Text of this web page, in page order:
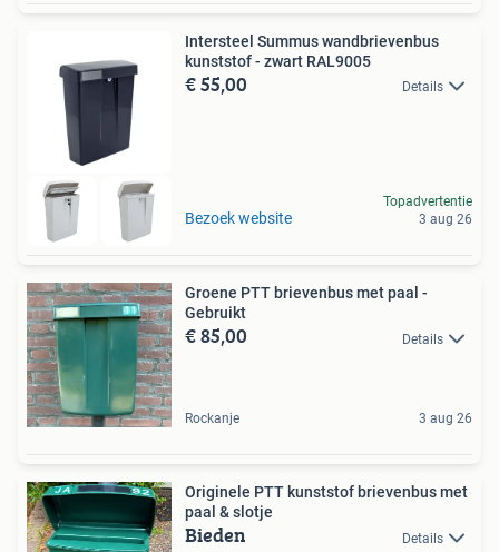
Intersteel Summus wandbrievenbus
kunststof - zwart RAL9005
€ 55,00 Details
Bezoek website
Topadvertentie
3 aug 26
Groene PTT brievenbus met paal -
Gebruikt
€ 85,00 Details
Rockanje 3 aug 26
Originele PTT kunststof brievenbus met
paal & slotje
Bieden Details